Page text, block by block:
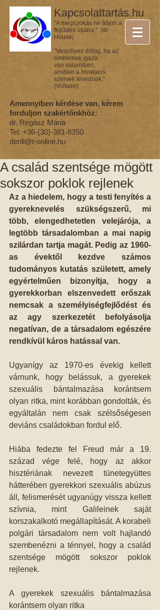
Kapcsolattartás.hu
"A megszokás ne álljon a
fejlődés útjába." (dr.
House)
"Veszélyes dolog, ha az
embernek igaza
van valamiben,
amiben a hivatalos
szervek tévednek."
(Voltaire)
Amennyiben kérdése van, kérem
forduljon szakértőnkhöz:
dr. Regász Mária
Tel: +36-(30)-381-8350
derill@t-online.hu
A család szentsége mögött
sokszor poklok rejlenek
Az a hiedelem, hogy a testi fenyítés a
gyereknevelés szükségszerű, mi
több, elengedhetetlen velejárója, a
legtöbb társadalomban a mai napig
szilárdan tartja magát. Pedig az 1960-
as évektől kezdve számos
tudományos kutatás született, amely
egyértelműen bizonyítja, hogy a
gyerekkorban elszenvedett erőszak
nemcsak a személyiségfejlődést és
az agy szerkezetét befolyásolja
negatívan, de a társadalom egészére
rendkívül káros hatással van.
Ugyanígy az 1970-es évekig kellett
várnunk, hogy belássuk, a gyerekek
szexuális bántalmazása korántsem
olyan ritka, mint korábban gondolták, és
egyáltalán nem csak szélsőségesen
deviáns családokban fordul elő.
Hiába fedezte fel Freud már a 19.
század vége felé, hogy az akkor
hisztériának nevezett tünetegyüttes
hátterében gyerekkori szexuális abúzus
áll, felismerését ugyanúgy vissza kellett
szívnia, mint Galileinek saját
korszakalkotó megállapítását. A korabeli
polgári társadalom nem volt hajlandó
szembenézni a ténnyel, hogy a család
szentsége mögött sokszor poklok
rejlenek.
A gyerekek szexuális bántalmazása
korántsem olyan ritka